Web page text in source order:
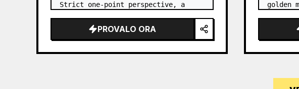
Strict one-point perspective, a
light golden jade, passing through
the sea of clouds from the bottom…
PROVALO ORA
golden